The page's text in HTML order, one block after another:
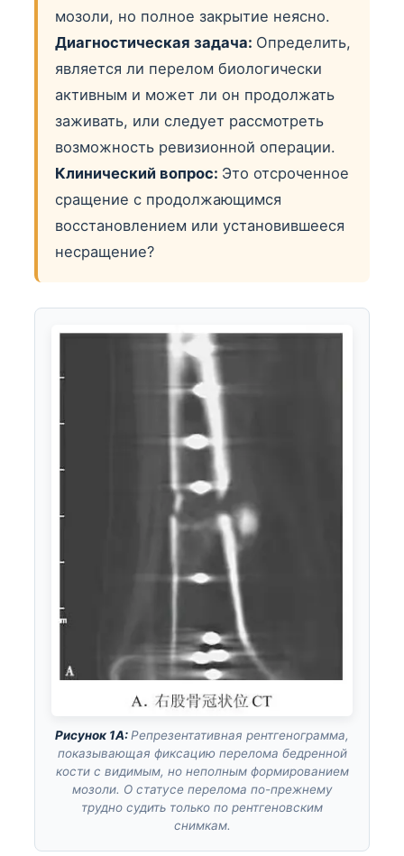
мозоли, но полное закрытие неясно.
Диагностическая задача: Определить,
является ли перелом биологически
активным и может ли он продолжать
заживать, или следует рассмотреть
возможность ревизионной операции.
Клинический вопрос: Это отсроченное
сращение с продолжающимся
восстановлением или установившееся
несращение?
Рисунок 1А:Репрезентативная рентгенограмма,
показывающая фиксацию перелома бедренной
кости с видимым, но неполным формированием
мозоли. О статусе перелома по-прежнему
трудно судить только по рентгеновским
снимкам.